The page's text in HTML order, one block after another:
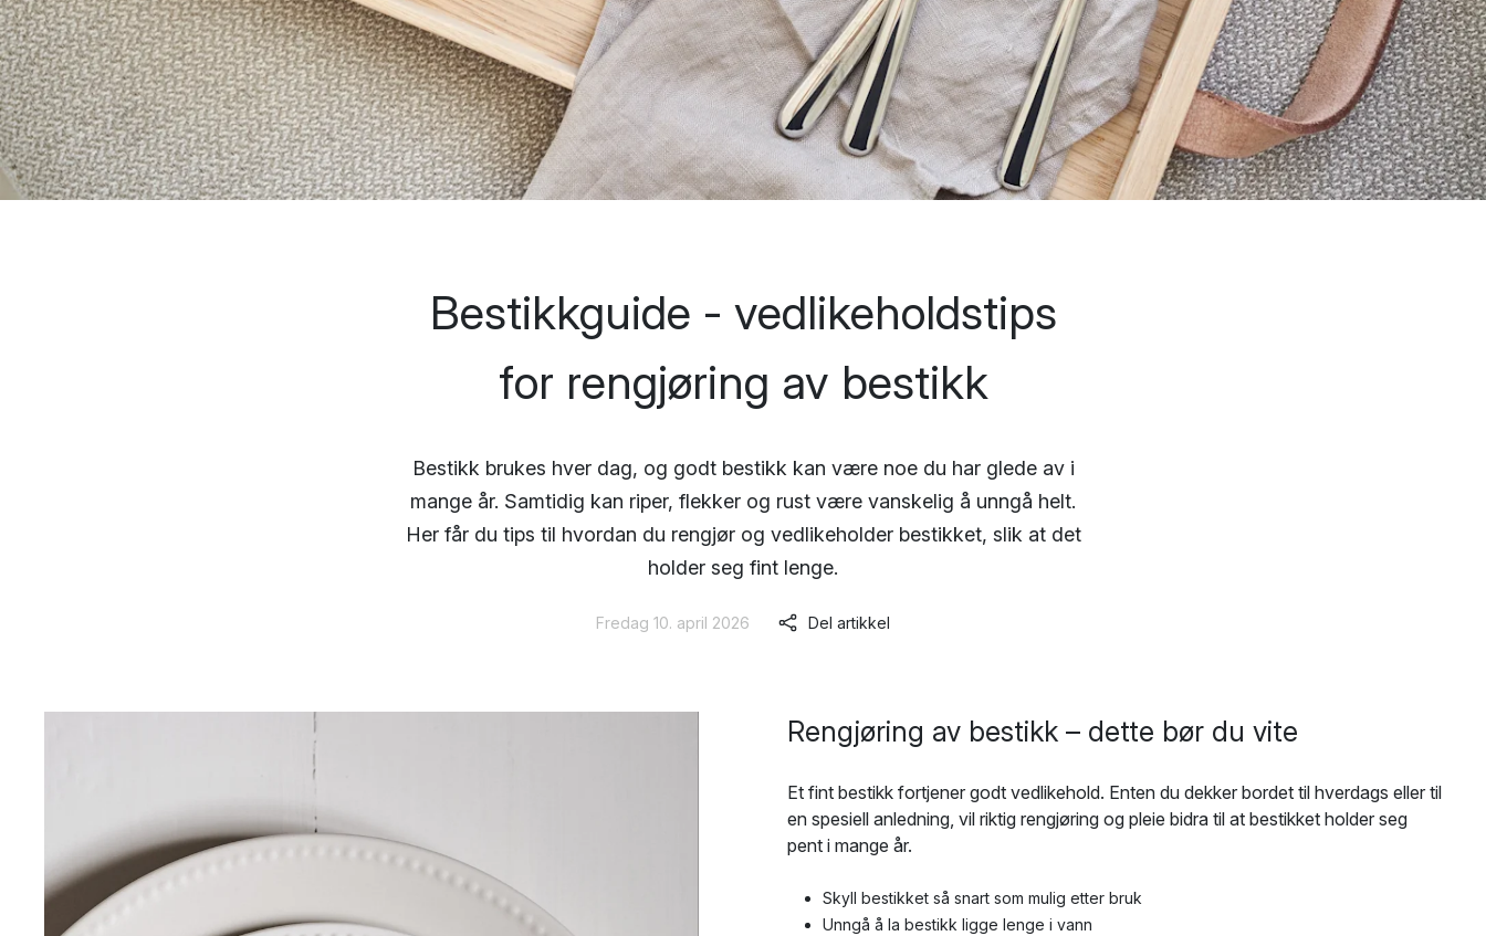
Bestikkguide - vedlikeholdstips
for rengjøring av bestikk
Bestikk brukes hver dag, og godt bestikk kan være noe du har glede av i
mange år. Samtidig kan riper, flekker og rust være vanskelig å unngå helt.
Her får du tips til hvordan du rengjør og vedlikeholder bestikket, slik at det
holder seg fint lenge.
Fredag 10. april 2026 Del artikkel
Rengjøring av bestikk – dette bør du vite
Et fint bestikk fortjener godt vedlikehold. Enten du dekker bordet til hverdags eller til
en spesiell anledning, vil riktig rengjøring og pleie bidra til at bestikket holder seg
pent i mange år.
Skyll bestikket så snart som mulig etter bruk
Unngå å la bestikk ligge lenge i vann